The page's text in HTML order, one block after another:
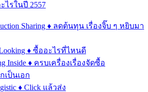
ไรในปี 2557
Sharing ♦ ลดต้นทุน เรื่องจิ๊บ ๆ หยิบมา
♦ ซื้ออะไรที่ไหนดี
Inside ♦ ครบเครื่องเรื่องจัดซื้อ
เป็นเอก
♦ Click แล้วส่ง